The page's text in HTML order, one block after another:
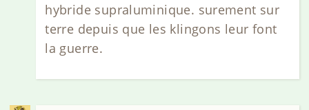
hybride supraluminique. surement sur
terre depuis que les klingons leur font
la guerre.